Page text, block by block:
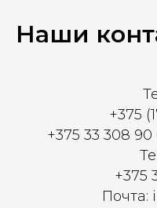
Наши
+375
+375 33 308
+375
Почта: